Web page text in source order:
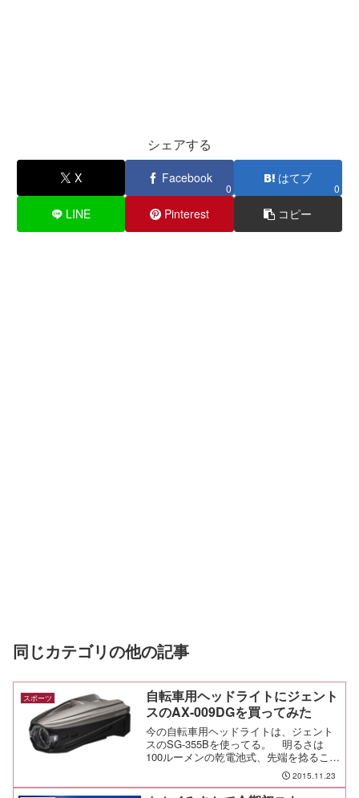
シェアする
X Facebook
0
はてブ
0
LINE Pinterest コピー
同じカテゴリの他の記事
スポーツ
自転車用ヘッドライトにジェント
スのAX-009DGを買ってみた
今の自転車用ヘッドライトは、ジェント
スのSG-355Bを使ってる。 明るさは
100ルーメンの乾電池式、先端を捻ること
で照射範囲を変えることができて、自転
車用のハンドル固定ホルダもついてい
2015.11.23